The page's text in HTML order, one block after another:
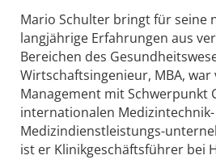
Mario Schulter bringt für seine
langjährige Erfahrungen aus
Bereichen des
Wirtschaftsingenieur, MBA, war
Management mit Schwerpunkt
internationalen
Medizindienstleistungs-
ist er Klinikgeschäftsführer bei